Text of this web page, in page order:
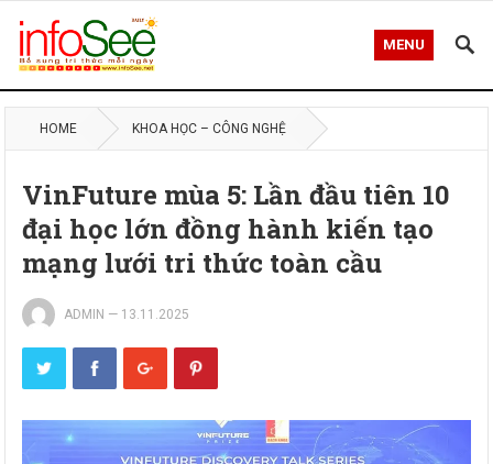
MENU
HOME KHOA HỌC – CÔNG NGHỆ
VinFuture mùa 5: Lần đầu tiên 10
đại học lớn đồng hành kiến tạo
mạng lưới tri thức toàn cầu
ADMIN — 13.11.2025